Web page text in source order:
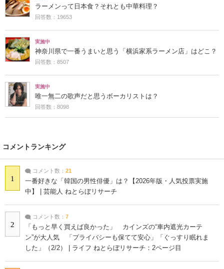
ラーメンって日本食？それとも中華料理？
回答数：19653
実施中
神奈川県で一番うまいと思う「横浜家系ラーメン店」はどこ？
回答数：8507
実施中
唯一無二の歌声だと思うボーカリストは？
回答数：8098
コメントランキング
1
コメント数： 21
一番好きな「韓国の男性俳優」は？【2026年版・人気投票実施
中】 | 芸能人 ねとらぼリサーチ
2
コメント数： 7
「もっと早く買えば良かった」 カインズの“車内遮光カーテ
ン”が大人気 「プライバシーも保てて安心」「ぐっすり眠れま
した」（2/2） | ライフ ねとらぼリサーチ：2ページ目